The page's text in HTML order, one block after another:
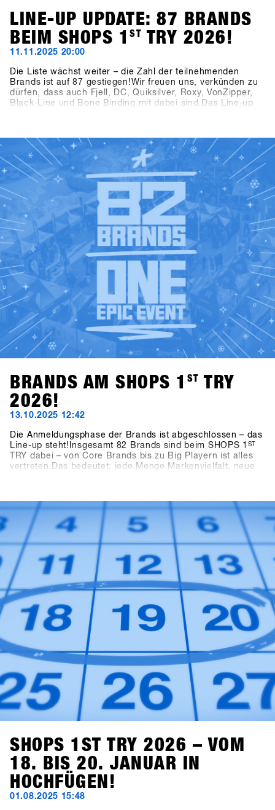
LINE-UP UPDATE: 87 BRANDS
BEIM SHOPS 1
ST TRY 2026!
11.11.2025 20:00
Die Liste wächst weiter – die Zahl der teilnehmenden
Brands ist auf 87 gestiegen!Wir freuen uns, verkünden zu
dürfen, dass auch Fjell, DC, Quiksilver, Roxy, VonZipper,
Black-Line und Bone Binding mit dabei sind.Das Line-up
2026!👉 Alle teilnehmenden Brands findest du jetzt in der
aktuellen Brandlist.
BRANDS AM SHOPS 1 ST TRY
2026!
13.10.2025 12:42
Die Anmeldungsphase der Brands ist abgeschlossen – das
Line-up steht!Insgesamt 82 Brands sind beim SHOPS 1 ST
TRY dabei – von Core Brands bis zu Big Playern ist alles
vertreten.Das bedeutet: jede Menge Markenvielfalt, neue
Brandlist.
SHOPS 1ST TRY 2026 – VOM
18. BIS 20. JANUAR IN
HOCHFÜGEN!
01.08.2025 15:48